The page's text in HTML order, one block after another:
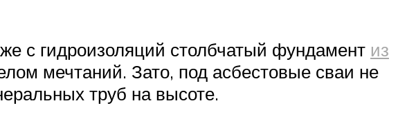
с гидроизоляций столбчатый фундамент из
мечтаний. Зато, под асбестовые сваи не
труб на высоте.